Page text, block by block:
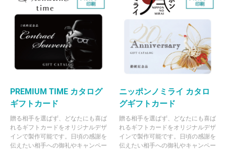
PREMIUM TIME カタログ
ギフトカード
贈る相手を選ばず、どなたにも喜ば
れるギフトカードをオリジナルデザ
インで製作可能です。日頃の感謝を
伝えたい相手への御礼やキャンペー
ニッポンノミライ カタロ
グギフトカード
贈る相手を選ばず、どなたにも喜ば
れるギフトカードをオリジナルデザ
インで製作可能です。日頃の感謝を
伝えたい相手への御礼やキャンペー